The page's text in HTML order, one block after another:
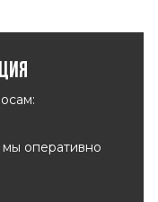
мы оперативно